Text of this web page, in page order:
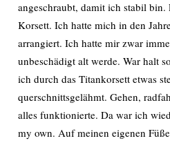
angeschraubt, damit ich stabil bin.
Korsett. Ich hatte mich in den
arrangiert. Ich hatte mir zwar
unbeschädigt alt werde. War halt
ich durch das Titankorsett etwas
querschnittsgelähmt. Gehen,
alles funktionierte. Da war ich
my own. Auf meinen eigenen